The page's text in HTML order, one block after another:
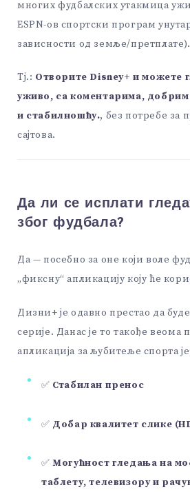
многих фудбалских утакмица
ESPN-ов спортски програм
зависности од земље/претплате).
Тј.: Отворите Disney+ и можете
уживо, са коментарима, добрим
и стабилношћу., без потребе за
сајтова.
Да ли се исплати
због фудбала?
Да — посебно за оне који воле
„фиксну“ апликацију коју ће
Дизни+ је одавно престао да
серије. Данас је то такође веома
апликација за љубитеље спорта
✅ Стабилан пренос
✅ Добар квалитет слике
✅Могућност гледања на
таблету, телевизору и